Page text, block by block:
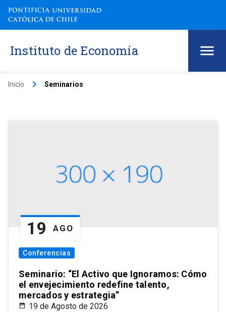
Instituto de Economía
Inicio keyboard_arrow_right Seminarios
19 AGO
Conferencias
Seminario: “El Activo que Ignoramos: Cómo
el envejecimiento redefine talento,
mercados y estrategia”
19 de Agosto de 2026